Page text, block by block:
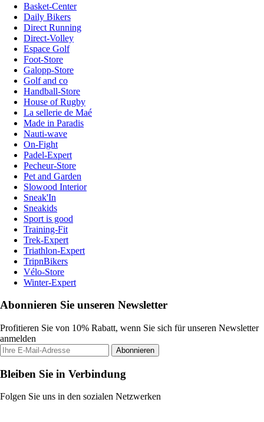
Basket-Center
Daily Bikers
Direct Running
Direct-Volley
Espace Golf
Foot-Store
Galopp-Store
Golf and co
Handball-Store
House of Rugby
La sellerie de Maé
Made in Paradis
Nauti-wave
On-Fight
Padel-Expert
Pecheur-Store
Pet and Garden
Slowood Interior
Sneak'In
Sneakids
Sport is good
Training-Fit
Trek-Expert
Triathlon-Expert
TripnBikers
Vélo-Store
Winter-Expert
Abonnieren Sie unseren Newsletter
Profitieren Sie von 10% Rabatt, wenn Sie sich für unseren Newsletter
anmelden
Abonnieren
Bleiben Sie in Verbindung
Folgen Sie uns in den sozialen Netzwerken